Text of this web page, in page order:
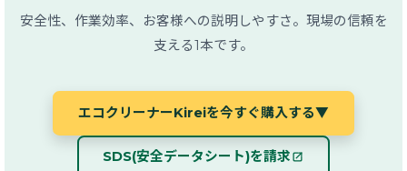
安全性、作業効率、お客様への説明しやすさ。現場の信頼を
支える1本です。
エコクリーナーKireiを今すぐ購入する▼
SDS(安全データシート)を請求